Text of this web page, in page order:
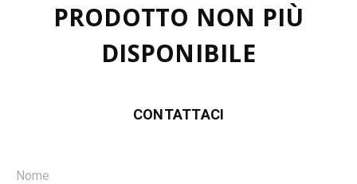
PRODOTTO NON PIÙ
DISPONIBILE
CONTATTACI
Nome